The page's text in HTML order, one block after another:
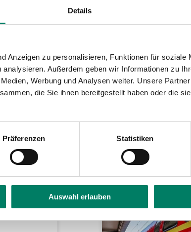
Details
Anzeigen zu personalisieren, Funktionen für soziale
Außerdem geben wir Informationen zu
Werbung und Analysen weiter. Unsere
die Sie ihnen bereitgestellt haben oder die
Präferenzen Statistiken
Auswahl erlauben
Vorzeichen